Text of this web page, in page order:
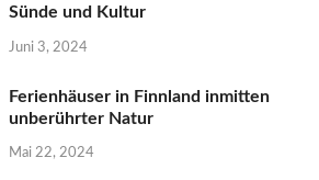
Sünde und Kultur
Juni 3, 2024
Ferienhäuser in Finnland inmitten
unberührter Natur
Mai 22, 2024